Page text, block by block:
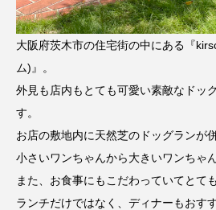
大阪府茨木市の住宅街の中にある『
ム)』。
外見も店内もとても可愛い素敵なドッ
す。
お店の敷地内に天然芝のドッグランが
小さいワンちゃんから大きいワンちゃ
また、お食事にもこだわっていてとて
ランチだけではなく、ディナーもおす